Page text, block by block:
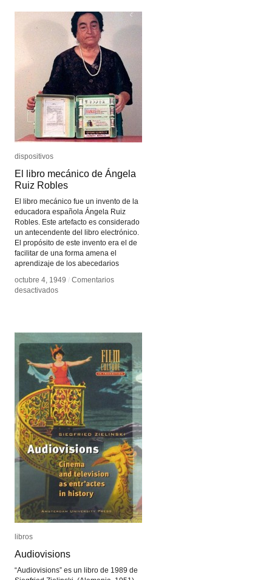
dispositivos
El libro mecánico de Ángela
Ruiz Robles
El libro mecánico fue un invento de la
educadora española Ángela Ruiz
Robles. Este artefacto es considerado
un antecendente del libro electrónico.
El propósito de este invento era el de
facilitar de una forma amena el
aprendizaje de los abecedarios
octubre 4, 1949 / Comentarios
desactivadosen
de
Ángela
Ruiz
Robles
dispositivos
El libro mecánico de Ángela
Ruiz Robles
octubre 4, 1949 / Comentarios
desactivadosen
de
Ángela
Ruiz
Robles
libros
Audiovisions
“Audiovisions” es un libro de 1989 de
libros
Audiovisions